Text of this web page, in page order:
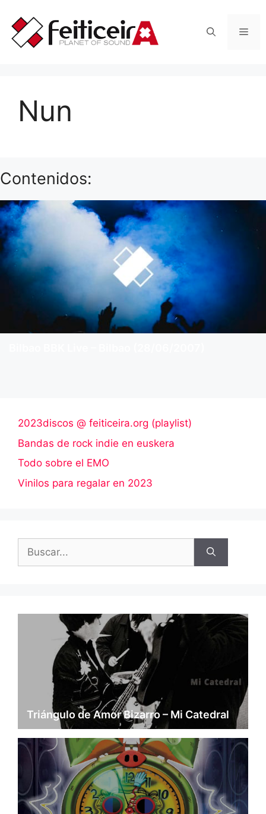
contenido
Nun
Contenidos:
2023discos @ feiticeira.org (playlist)
Bandas de rock indie en euskera
Todo sobre el EMO
Vinilos para regalar en 2023
Triángulo de Amor Bizarro – Mi Catedral